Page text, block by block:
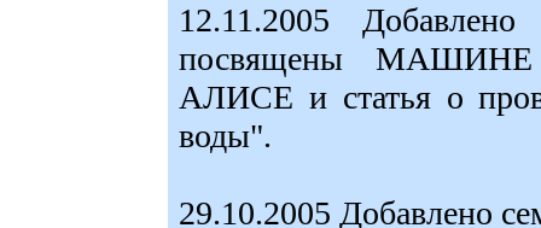
12.11.2005
посвящены
АЛИСЕ и статья о
воды".
29.10.2005 Добавлено